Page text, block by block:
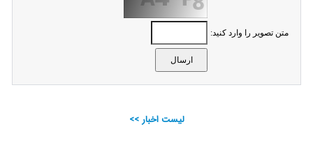
متن تصویر را وارد کنید:
لیست اخبار >>